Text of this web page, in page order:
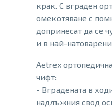
крак. С вграден
омекотяване с
допринесат да се
и в най-
Aetrex
чифт:
- Вградената в
надлъжния свод